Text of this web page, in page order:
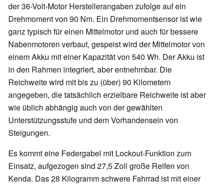
der 36-Volt-Motor Herstellerangaben zufolge auf ein
Drehmoment von 90 Nm. Ein Drehmomentsensor ist wie
ganz typisch für einen Mittelmotor und auch für bessere
Nabenmotoren verbaut, gespeist wird der Mittelmotor von
einem Akku mit einer Kapazität von 540 Wh. Der Akku ist
in den Rahmen integriert, aber entnehmbar. Die
Reichweite wird mit bis zu (über) 90 Kilometern
angegeben, die tatsächlich erzielbare Reichweite ist aber
wie üblich abhängig auch von der gewählten
Unterstützungsstufe und dem Vorhandensein von
Steigungen.
Es kommt eine Federgabel mit Lockout-Funktion zum
Einsatz, aufgezogen sind 27,5 Zoll große Reifen von
Kenda. Das 28 Kilogramm schwere Fahrrad ist mit einer